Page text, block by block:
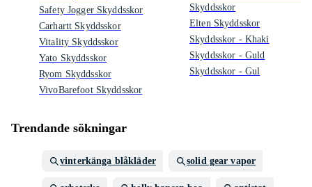
Safety Jogger Skyddsskor
Carhartt Skyddsskor
Vitality Skyddsskor
Yato Skyddsskor
Ryom Skyddsskor
VivoBarefoot Skyddsskor
Skyddsskor
Elten Skyddsskor
Skyddsskor - Khaki
Skyddsskor - Guld
Skyddsskor - Gul
Trendande sökningar
vinterkänga blåkläder solid gear vapor